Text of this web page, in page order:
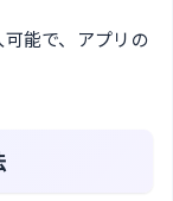
能で、アプリの